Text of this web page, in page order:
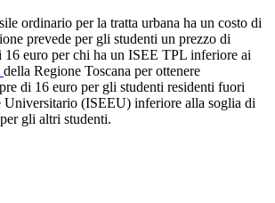
ordinario per la tratta urbana ha un costo di
prevede per gli studenti un prezzo di
16 euro per chi ha un ISEE TPL inferiore ai
della Regione Toscana per ottenere
di 16 euro per gli studenti residenti fuori
Universitario (ISEEU) inferiore alla soglia di
gli altri studenti.